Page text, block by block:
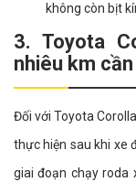
không còn bịt
3. Toyota
nhiêu km
Đối với Toyota
thực hiện sau khi xe
giai đoạn chạy roda